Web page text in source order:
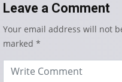
Leave a Comment
Your email address will not
marked *